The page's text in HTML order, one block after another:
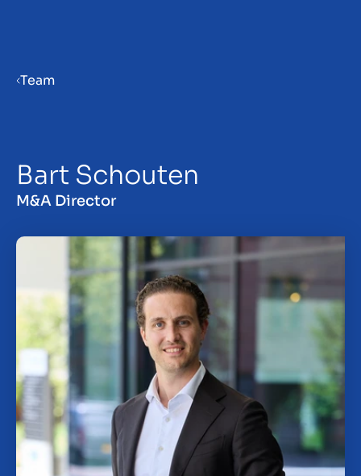
Prodaja podjetja
Vpogledi
About us
Contact
SL
Team
Bart Schouten
M&A Director